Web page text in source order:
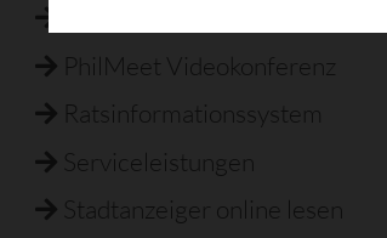
PhilMeet Videokonferenz
Ratsinformationssystem
Serviceleistungen
Stadtanzeiger online lesen